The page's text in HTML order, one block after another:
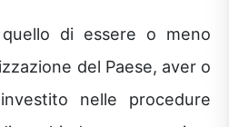
di essere o meno
del Paese, aver o
nelle procedure